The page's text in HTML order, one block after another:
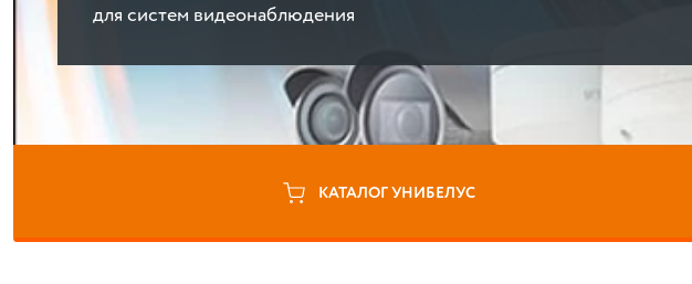
для систем видеонаблюдения
КАТАЛОГ УНИБЕЛУС